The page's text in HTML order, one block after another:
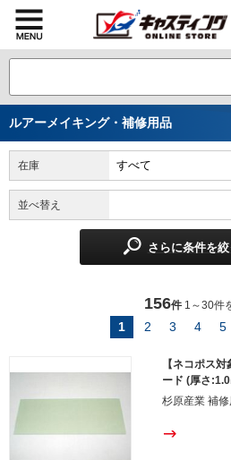
ルアーメイキング・補修用品
在庫
並べ替え
さらに条件を
156件 1～30件
1 2 3 4 5
【ネコポス
ード (厚さ:1.0
杉原産業 補修